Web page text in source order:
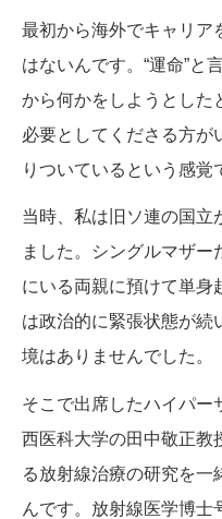
最初から海外でキャリア
はないんです。“運命”と
から何かをしようとした
必要としてくださる方が
りついているという感覚
当時、私は旧ソ連の国立
ました。シングルマザー
にいる両親に預けて単身
は政治的に緊張状態が続
境はありませんでした。
そこで出席したハイパ
西医科大学の田中敬正教
る放射線治療の研究を一
んです。放射線医学博